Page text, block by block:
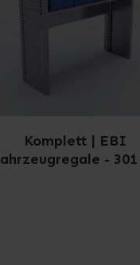
Komplett | EBI
- 301